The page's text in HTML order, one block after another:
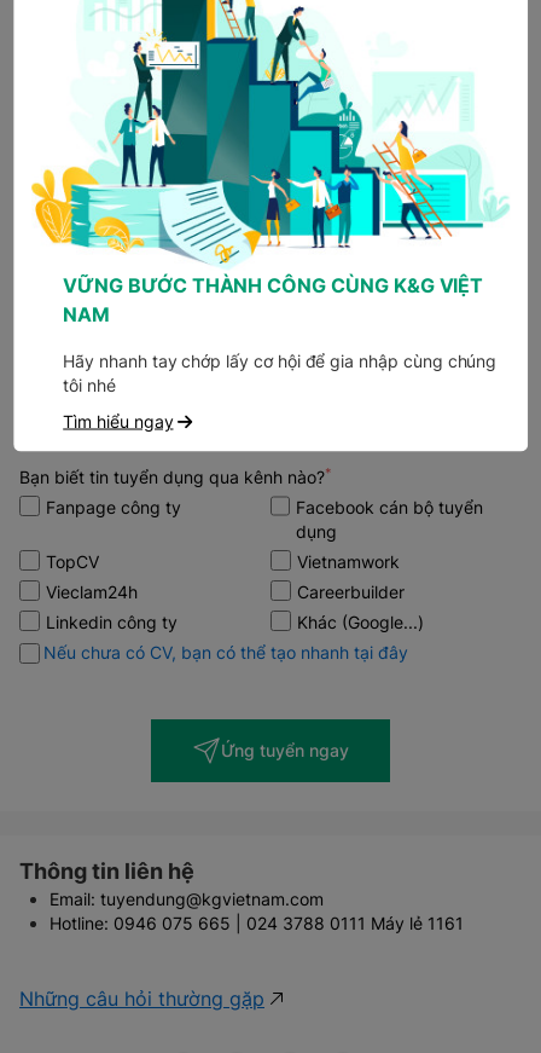
Click hoặc kéo file vào đây để tải lên CV
(tối đa 3 file)
Bạn biết tin tuyển dụng qua kênh nào?*
Fanpage công ty
Facebook cán bộ tuyển
dụng
TopCV
Vietnamwork
Vieclam24h
Careerbuilder
Linkedin công ty
Khác (Google...)
Nếu chưa có CV, bạn có thể tạo nhanh tại đây
Ứng tuyển ngay
Thông tin liên hệ
Email: tuyendung@kgvietnam.com
Hotline: 0946 075 665 | 024 3788 0111 Máy lẻ 1161
Những câu hỏi thường gặp
VỮNG BƯỚC THÀNH CÔNG CÙNG K&G VIỆT
NAM
Hãy nhanh tay chớp lấy cơ hội để gia nhập cùng chúng
tôi nhé
Tìm hiểu ngay